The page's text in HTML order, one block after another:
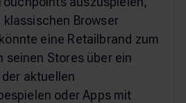
Browser
eine Retailbrand zum
seinen Stores über ein
aktuellen
oder Apps mit